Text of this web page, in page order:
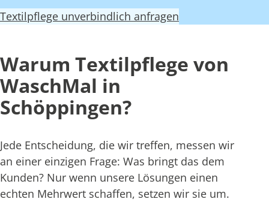
Textilpflege unverbindlich anfragen
Warum Textilpflege von
WaschMal in
Schöppingen?
Jede Entscheidung, die wir treffen, messen wir
an einer einzigen Frage: Was bringt das dem
Kunden? Nur wenn unsere Lösungen einen
echten Mehrwert schaffen, setzen wir sie um.